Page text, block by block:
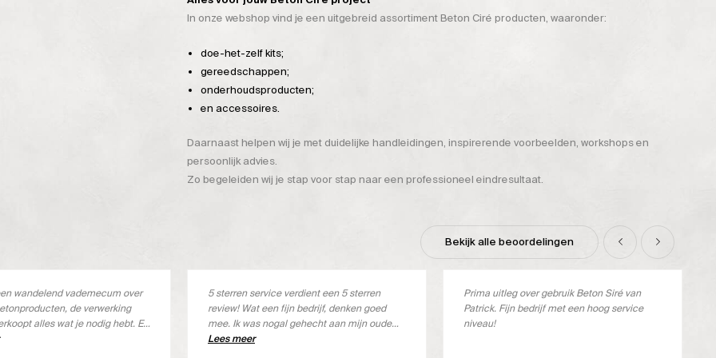
In onze webshop vind je een uitgebreid assortiment Beton Ciré producten, waaronder:
doe-het-zelf kits;
gereedschappen;
onderhoudsproducten;
en accessoires.
Daarnaast helpen wij je met duidelijke handleidingen, inspirerende voorbeelden, workshops en
persoonlijk advies.
Zo begeleiden wij je stap voor stap naar een professioneel eindresultaat.
Bekijk alle beoordelingen
wandelend vademecum over
de verwerking
alles wat je nodig hebt. En
goed
5 sterren service verdient een 5 sterren
review! Wat een fijn bedrijf, denken goed
mee. Ik was nogal gehecht aan mijn oude
merk, maar deze wordt niet meer verkocht.
Lees meer
Prima uitleg over gebruik Beton Siré van
Patrick. Fijn bedrijf met een hoog service
niveau!